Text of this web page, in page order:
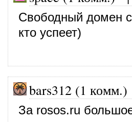
Свободный домен
кто успеет)
bars312 (1 комм.)
За rosos.ru